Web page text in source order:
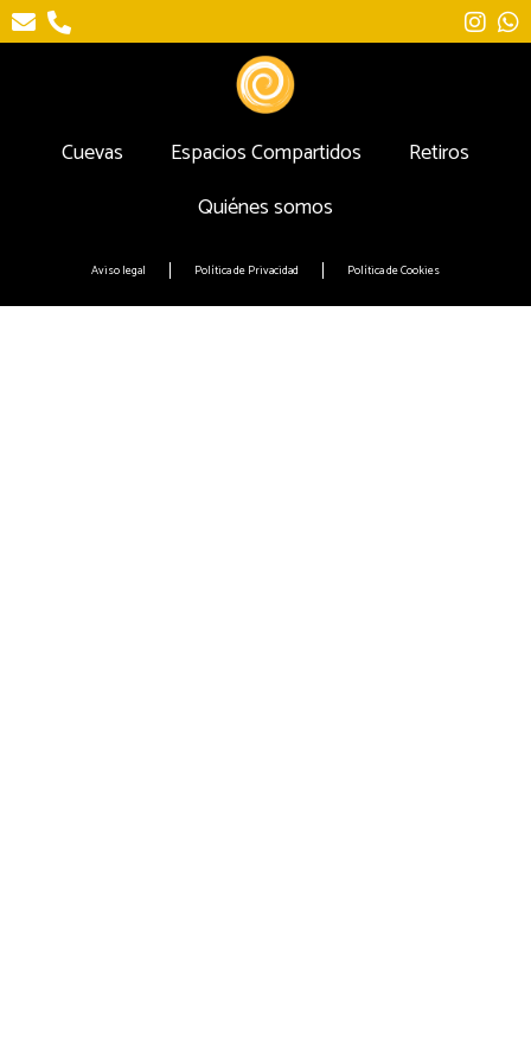
Cuevas Espacios Compartidos
Retiros
Quiénes somos
Aviso legal Política de Privacidad Política de Cookies